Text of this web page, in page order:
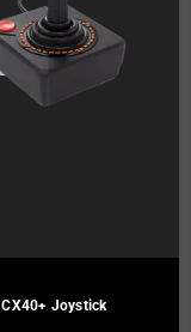
CX40+ Joystick